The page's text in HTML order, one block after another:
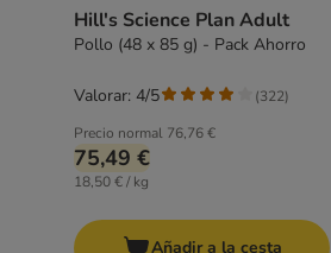
Hill's Science Plan Adult
Pollo (48 x 85 g) - Pack Ahorro
Precio normal 76,76 €
75,49 €
18,50 € / kg
Valorar: 4/5 (322)
Añadir a la cesta